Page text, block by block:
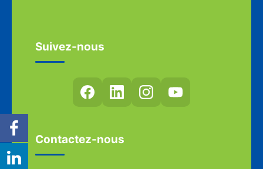
Suivez-nous
Contactez-nous